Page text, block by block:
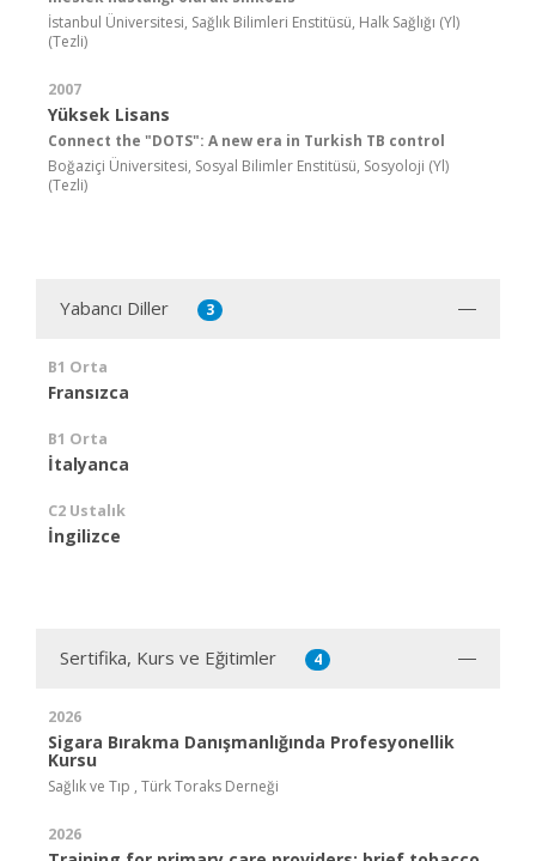
İstanbul Üniversitesi, Sağlık Bilimleri Enstitüsü, Halk Sağlığı (Yl)
(Tezli)
2007
Yüksek Lisans
Connect the "DOTS": A new era in Turkish TB control
Boğaziçi Üniversitesi, Sosyal Bilimler Enstitüsü, Sosyoloji (Yl)
(Tezli)
Yabancı Diller 3
B1 Orta
Fransızca
B1 Orta
İtalyanca
C2 Ustalık
İngilizce
Sertifika, Kurs ve Eğitimler 4
2026
Sigara Bırakma Danışmanlığında Profesyonellik
Kursu
Sağlık ve Tıp , Türk Toraks Derneği
2026